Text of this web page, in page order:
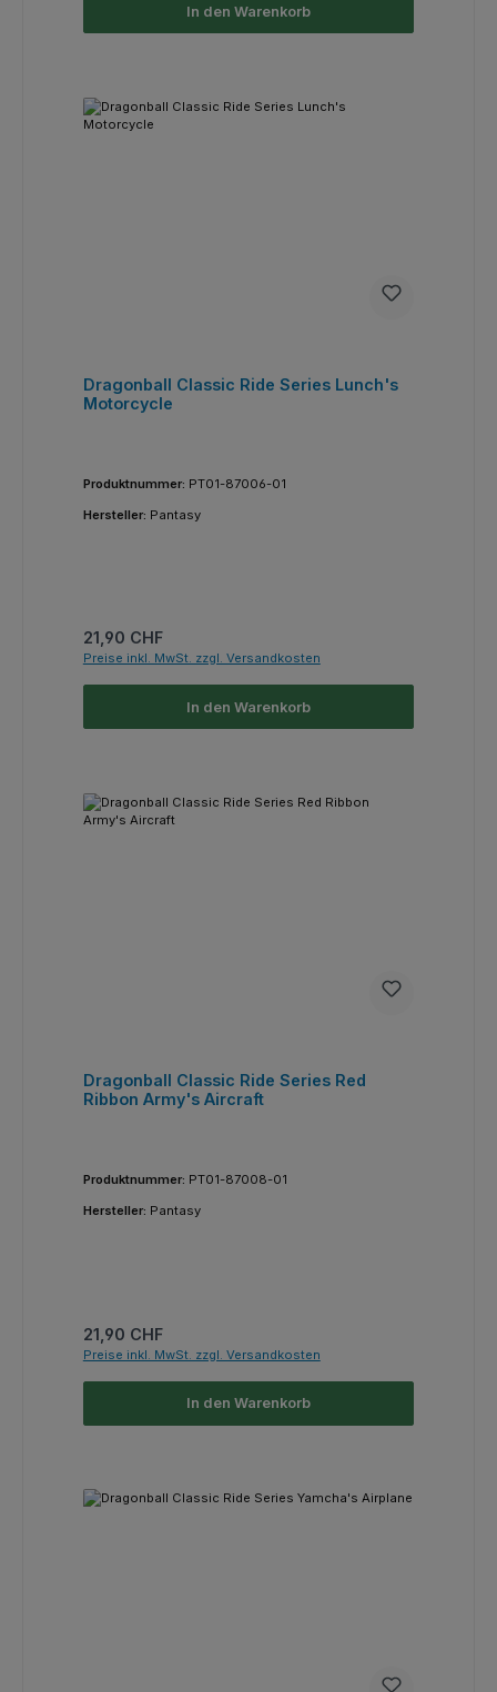
In den Warenkorb
Dragonball Classic Ride Series Lunch's
Motorcycle
Produktnummer: PT01-87006-01
Hersteller: Pantasy
Regulärer Preis:
21,90 CHF
Preise inkl. MwSt. zzgl. Versandkosten
In den Warenkorb
Dragonball Classic Ride Series Red
Ribbon Army's Aircraft
Produktnummer: PT01-87008-01
Hersteller: Pantasy
Regulärer Preis:
21,90 CHF
Preise inkl. MwSt. zzgl. Versandkosten
In den Warenkorb